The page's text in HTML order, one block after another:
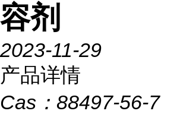
容剂
2023-11-29
产品详情
Cas： 88497-56-7